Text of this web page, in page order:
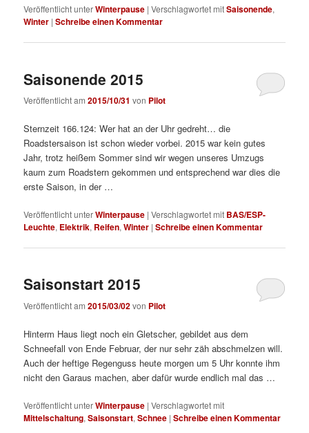
Veröffentlicht unterWinterpause |Verschlagwortet mitSaisonende,
Winter |Schreibe einen Kommentar
Saisonende 2015
Veröffentlicht am2015/10/31 von Pilot
Sternzeit 166.124: Wer hat an der Uhr gedreht… die
Roadstersaison ist schon wieder vorbei. 2015 war kein gutes
Jahr, trotz heißem Sommer sind wir wegen unseres Umzugs
kaum zum Roadstern gekommen und entsprechend war dies die
erste Saison, in der …
Veröffentlicht unterWinterpause |Verschlagwortet mit BAS/ESP-
Leuchte, Elektrik, Reifen,Winter |Schreibe einen Kommentar
Saisonstart 2015
Veröffentlicht am2015/03/02von Pilot
Hinterm Haus liegt noch ein Gletscher, gebildet aus dem
Schneefall von Ende Februar, der nur sehr zäh abschmelzen will.
Auch der heftige Regenguss heute morgen um 5 Uhr konnte ihm
nicht den Garaus machen, aber dafür wurde endlich mal das …
Veröffentlicht unterWinterpause |Verschlagwortet mit
Mittelschaltung,Saisonstart,Schnee |Schreibe einen Kommentar